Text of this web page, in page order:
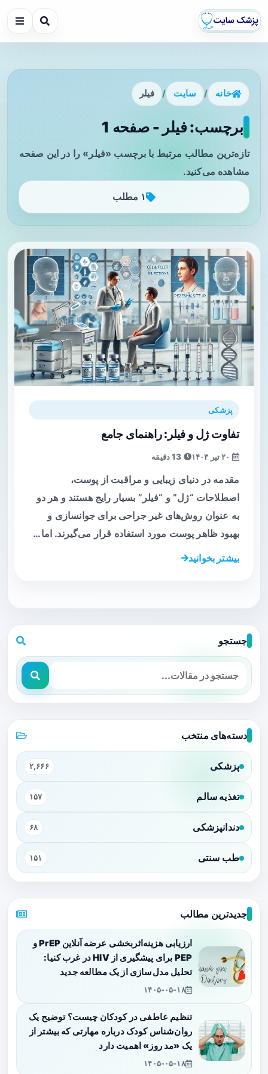
خانه / سایت / فیلر
برچسب: فیلر - صفحه 1
تازه‌ترین مطالب مرتبط با برچسب «فیلر» را در این صفحه
مشاهده می‌کنید.
۱ مطلب
پزشکی
تفاوت ژل و فیلر: راهنمای جامع
مقدمه در دنیای زیبایی و مراقبت از پوست،
اصطلاحات “ژل” و “فیلر” بسیار رایج هستند و هر دو
به عنوان روش‌های غیر جراحی برای جوانسازی و
بهبود ظاهر پوست مورد استفاده قرار می‌گیرند. اما…
بیشتر بخوانید
جستجو
دسته‌های منتخب
پزشکی ۲,۶۶۶
تغذیه سالم ۱۵۷
دندانپزشکی ۶۸
طب سنتی ۱۵۱
جدیدترین مطالب
ارزیابی هزینه‌اثربخشی عرضه آنلاین PrEP و
PEP برای پیشگیری از HIV در غرب کنیا:
تحلیل مدل‌سازی از یک مطالعه جدید
۱۴۰۵-۰۵-۱۸
تنظیم عاطفی در کودکان چیست؟ توضیح یک
روان‌شناس کودک درباره مهارتی که بیشتر از
یک «مد روز» اهمیت دارد
۱۴۰۵-۰۵-۱۸